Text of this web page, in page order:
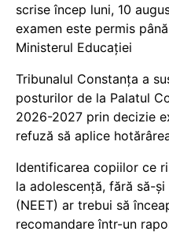
scrise încep luni, 10
examen este permis
Ministerul Educației
Tribunalul Constanța a
posturilor de la Palatul
2026-2027 prin decizie
refuză să aplice
Identificarea copiilor ce
la adolescență, fără să-
(NEET) ar trebui să
recomandare într-un